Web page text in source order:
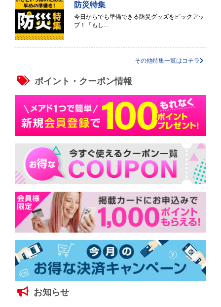
防災特集
今日からでも準備できる防災グッズをピックアッ
プ！「もし...
その他特集一覧はコチラ
ポイント・クーポン情報
お知らせ